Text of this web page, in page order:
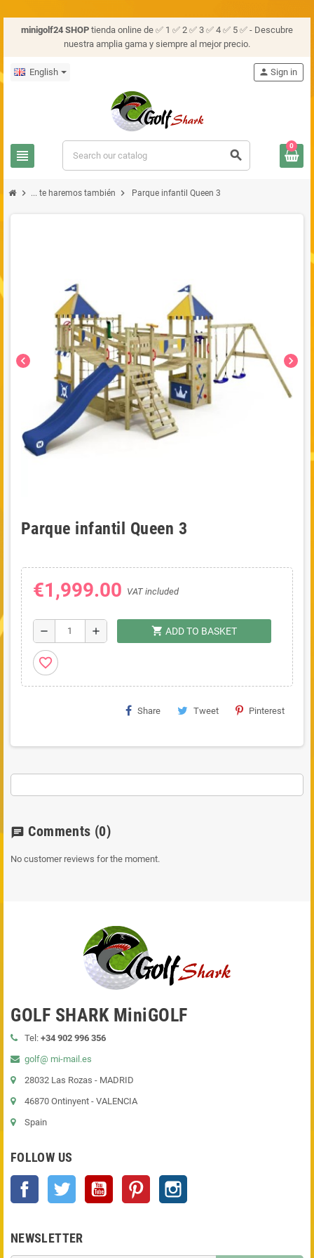
minigolf24 SHOP tienda online de ✅ 1 ✅ 2 ✅ 3 ✅ 4 ✅ 5 ✅ - Descubre
nuestra amplia gama y siempre al mejor precio.
English
view_headline search
person Sign in
0
chevron_right ... te haremos también chevron_right Parque infantil Queen 3
chevron_left chevron_right
Parque infantil Queen 3
€1,999.00 VAT included
remove add shopping_cart ADD TO BASKET
favorite_border
Share Tweet Pinterest
chat Comments (0)
No customer reviews for the moment.
GOLF SHARK MiniGOLF
Tel: +34 902 996 356
golf@ mi-mail.es
28032 Las Rozas - MADRID
46870 Ontinyent - VALENCIA
Spain
FOLLOW US
Facebook Twitter YouTube Pinterest
NEWSLETTER